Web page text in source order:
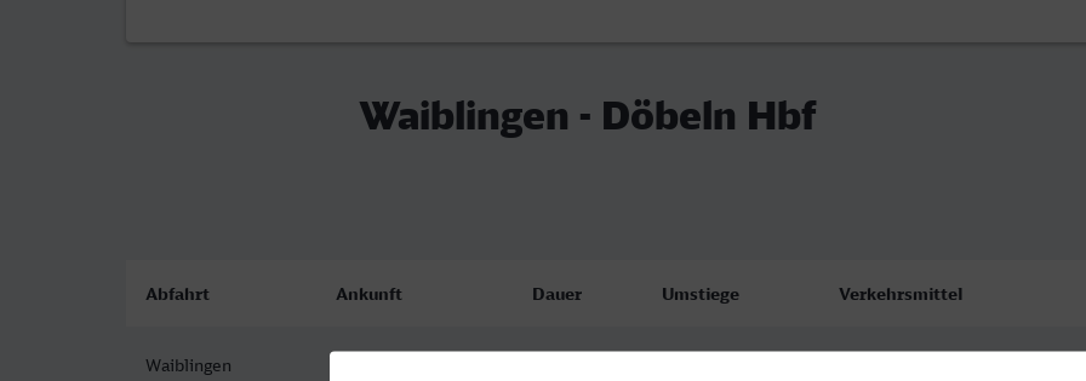
Waiblingen - Döbeln Hbf
Abfahrt Ankunft Dauer Umstiege Verkehrsmittel
Waiblingen